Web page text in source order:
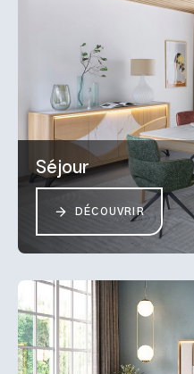
Séjour
DÉCOUVRIR